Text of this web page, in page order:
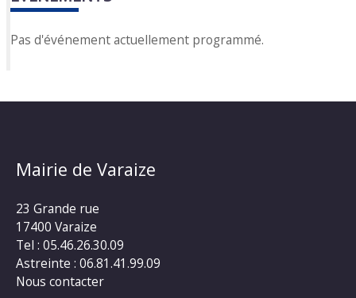
Pas d'événement actuellement programmé.
Mairie de Varaize
23 Grande rue
17400 Varaize
Tel : 05.46.26.30.09
Astreinte : 06.81.41.99.09
Nous contacter